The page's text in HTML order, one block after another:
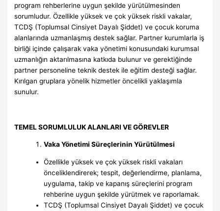
program rehberlerine uygun şekilde yürütülmesinden
sorumludur. Özellikle yüksek ve çok yüksek riskli vakalar,
TCDŞ (Toplumsal Cinsiyet Dayalı Şiddet) ve çocuk koruma
alanlarında uzmanlaşmış destek sağlar. Partner kurumlarla iş
birliği içinde çalışarak vaka yönetimi konusundaki kurumsal
uzmanlığın aktarılmasına katkıda bulunur ve gerektiğinde
partner personeline teknik destek ile eğitim desteği sağlar.
Kırılgan gruplara yönelik hizmetler öncelikli yaklaşımla
sunulur.
TEMEL SORUMLULUK ALANLARI VE GÖREVLER
Vaka Yönetimi Süreçlerinin Yürütülmesi
Özellikle yüksek ve çok yüksek riskli vakaları
önceliklendirerek; tespit, değerlendirme, planlama,
uygulama, takip ve kapanış süreçlerini program
rehberine uygun şekilde yürütmek ve raporlamak.
TCDŞ (Toplumsal Cinsiyet Dayalı Şiddet) ve çocuk